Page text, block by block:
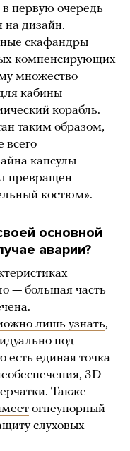
первую очередь
на дизайн.
скафандры
компенсирующих
множество
кабины
корабль.
таким образом,
всего
капсулы
превращен
костюм».
основной
аварии?
— большая часть
лишь узнать,
под
есть единая точка
3D-
Также
огнеупорный
слуховых